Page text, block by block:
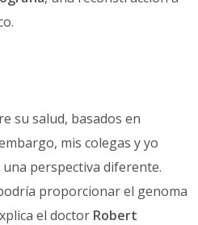
su salud, basados en
mis colegas y yo
perspectiva diferente.
proporcionar el genoma
el doctor Robert